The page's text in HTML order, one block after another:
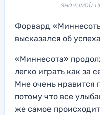
значимой
Форвард
высказался об
«Миннесота»
легко играть как за
Мне очень нравится
потому что все
же самое